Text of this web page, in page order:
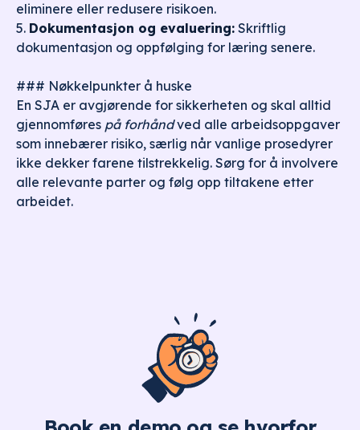
eliminere eller redusere risikoen.
5. Dokumentasjon og evaluering: Skriftlig
dokumentasjon og oppfølging for læring senere.
### Nøkkelpunkter å huske
En SJA er avgjørende for sikkerheten og skal alltid
gjennomføres på forhåndved alle arbeidsoppgaver
som innebærer risiko, særlig når vanlige prosedyrer
ikke dekker farene tilstrekkelig. Sørg for å involvere
alle relevante parter og følg opp tiltakene etter
arbeidet.